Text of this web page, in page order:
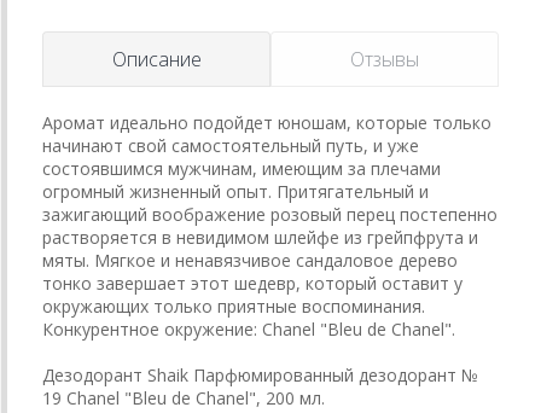
Описание Отзывы
Аромат идеально подойдет юношам, которые только
начинают свой самостоятельный путь, и уже
состоявшимся мужчинам, имеющим за плечами
огромный жизненный опыт. Притягательный и
зажигающий воображение розовый перец постепенно
растворяется в невидимом шлейфе из грейпфрута и
мяты. Мягкое и ненавязчивое сандаловое дерево
тонко завершает этот шедевр, который оставит у
окружающих только приятные воспоминания.
Конкурентное окружение: Chanel "Bleu de Chanel".
Дезодорант Shaik Парфюмированный дезодорант №
19 Chanel "Bleu de Chanel", 200 мл.